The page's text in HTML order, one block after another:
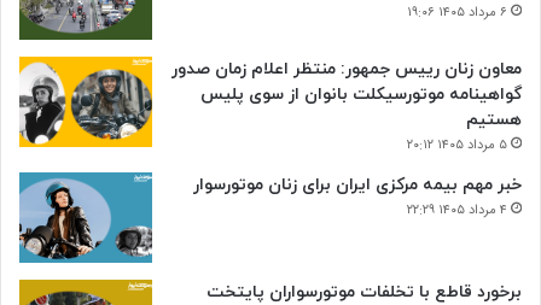
۶ مرداد ۱۴۰۵ ۱۹:۰۶
معاون زنان رییس جمهور: منتظر اعلام زمان صدور
گواهینامه موتورسیکلت بانوان از سوی پلیس
هستیم
۵ مرداد ۱۴۰۵ ۲۰:۱۲
خبر مهم بیمه مرکزی ایران برای زنان موتورسوار
۴ مرداد ۱۴۰۵ ۲۲:۲۹
برخورد قاطع با تخلفات موتورسواران پایتخت